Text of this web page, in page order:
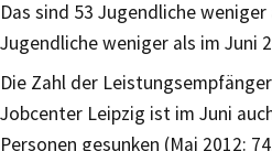
Das sind 53 Jugendliche
Jugendliche weniger als im Juni
Die Zahl der
Jobcenter Leipzig ist im Juni
Personen gesunken (Mai 2012: